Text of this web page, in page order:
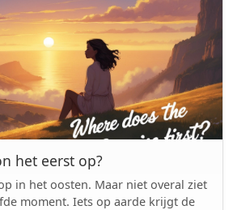
het eerst op?
in het oosten. Maar niet overal ziet
moment. Iets op aarde krijgt de